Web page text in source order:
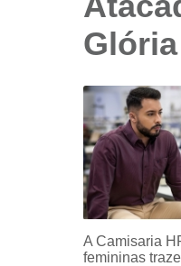
Glória
A Camisaria
femininas